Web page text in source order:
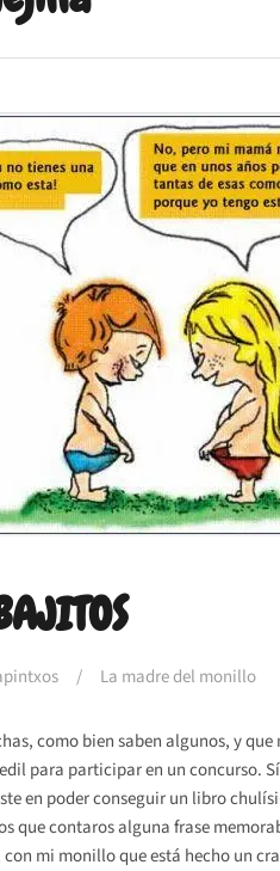
La madre del monillo
como bien saben algunos, y que
para participar en un concurso.
en poder conseguir un libro
que contaros alguna frase
mi monillo que está hecho un